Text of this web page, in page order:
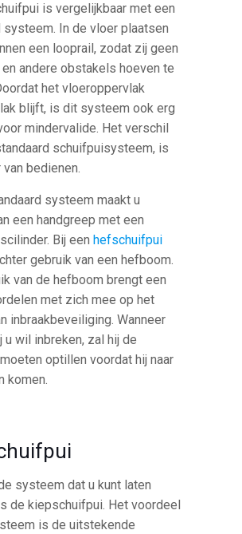
is vergelijkbaar met een
systeem. In de vloer plaatsen
een looprail, zodat zij geen
andere obstakels hoeven te
het vloeroppervlak
blijft, is dit systeem ook erg
mindervalide. Het verschil
schuifpuisysteem, is
bedienen.
systeem maakt u
een handgreep met een
Bij een hefschuifpui
gebruik van een hefboom.
van de hefboom brengt een
met zich mee op het
inbraakbeveiliging. Wanneer
u wil inbreken, zal hij de
optillen voordat hij naar
komen.
systeem dat u kunt laten
de kiepschuifpui. Het voordeel
is de uitstekende